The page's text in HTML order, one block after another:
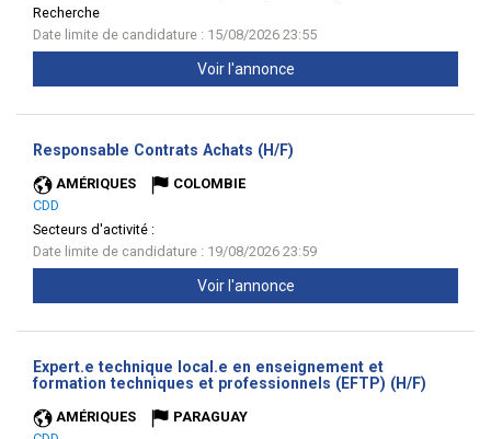
Recherche
Date limite de candidature : 15/08/2026 23:55
Voir l'annonce
Responsable Contrats Achats (H/F)
AMÉRIQUES
COLOMBIE
CDD
Secteurs d'activité :
Date limite de candidature : 19/08/2026 23:59
Voir l'annonce
Expert.e technique local.e en enseignement et
formation techniques et professionnels (EFTP) (H/F)
AMÉRIQUES
PARAGUAY